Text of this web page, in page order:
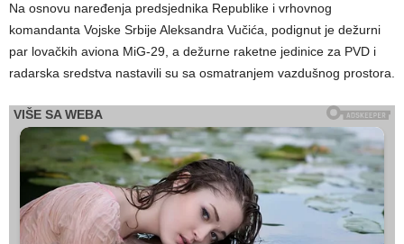
Na osnovu naređenja predsjednika Republike i vrhovnog
komandanta Vojske Srbije Aleksandra Vučića, podignut je dežurni
par lovačkih aviona MiG-29, a dežurne raketne jedinice za PVD i
radarska sredstva nastavili su sa osmatranjem vazdušnog prostora.